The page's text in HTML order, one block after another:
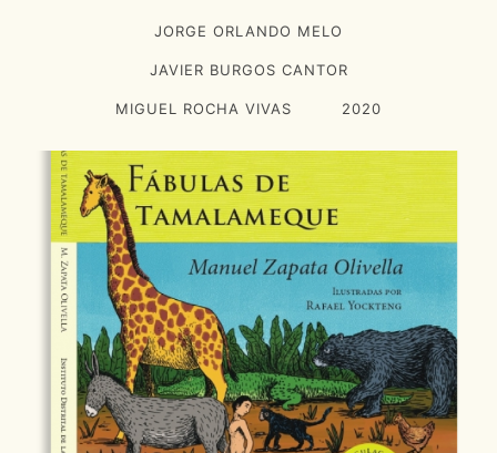
JORGE ORLANDO MELO
JAVIER BURGOS CANTOR
MIGUEL ROCHA VIVAS 2020